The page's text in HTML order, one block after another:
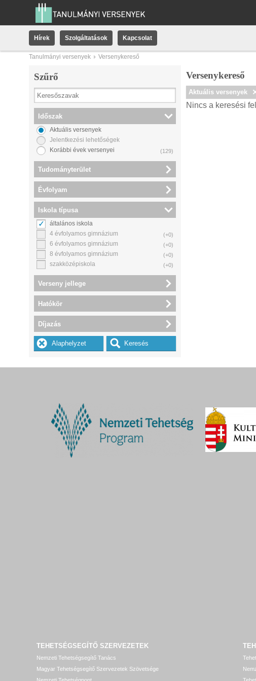
Hírek Szolgáltatások Kapcsolat
Tanulmányi versenyek Versenykereső
Versenykereső
Aktuális versenyek
Nincs a keresési
Szűrő
Időszak
Aktuális versenyek
Jelentkezési lehetőségek
(129)
Korábbi évek versenyei
Tudományterület
Évfolyam
Iskola típusa
általános iskola
(+0)
4 évfolyamos gimnázium
(+0)
6 évfolyamos gimnázium
(+0)
8 évfolyamos gimnázium
(+0)
szakközépiskola
Verseny jellege
Hatókör
Díjazás
TEHETSÉGSEGÍTŐ SZERVEZETEK
Nemzeti Tehetségsegítő Tanács
Magyar Tehetségsegítő Szervezetek Szövetsége